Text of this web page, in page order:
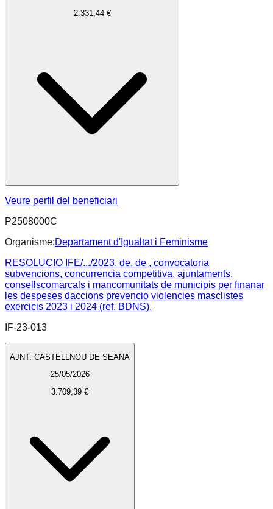
2.331,44 €
Veure perfil del beneficiari
P2508000C
Organisme:Departament d'Igualtat i Feminisme
RESOLUCIO IFE/.../2023, de. de , convocatoria
subvencions, concurrencia competitiva, ajuntaments,
consellscomarcals i mancomunitats de municipis per finanar
les despeses daccions prevencio violencies masclistes
exercicis 2023 i 2024 (ref. BDNS).
IF-23-013
AJNT. CASTELLNOU DE SEANA
25/05/2026
3.709,39 €